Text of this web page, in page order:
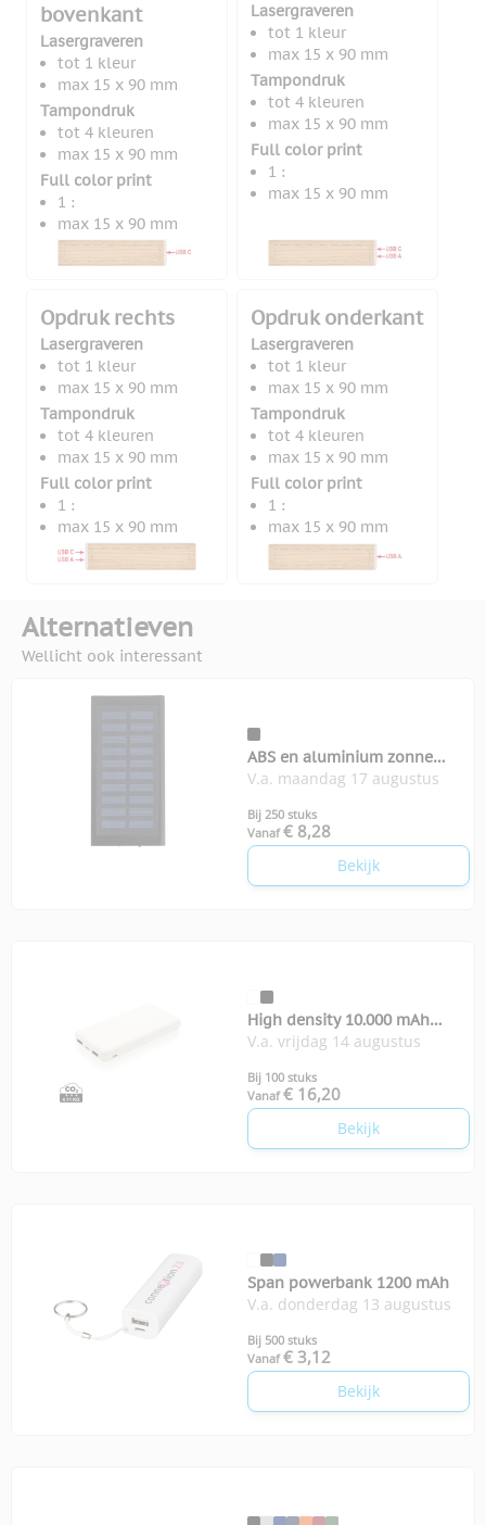
bovenkant
Lasergraveren
tot 1 kleur
max 15 x 90 mm
Tampondruk
tot 4 kleuren
max 15 x 90 mm
Full color print
1 :
max 15 x 90 mm
Lasergraveren
tot 1 kleur
max 15 x 90 mm
Tampondruk
tot 4 kleuren
max 15 x 90 mm
Full color print
1 :
max 15 x 90 mm
Opdruk rechts
Lasergraveren
tot 1 kleur
max 15 x 90 mm
Tampondruk
tot 4 kleuren
max 15 x 90 mm
Full color print
1 :
max 15 x 90 mm
Opdruk onderkant
Lasergraveren
tot 1 kleur
max 15 x 90 mm
Tampondruk
tot 4 kleuren
max 15 x 90 mm
Full color print
1 :
max 15 x 90 mm
Alternatieven
Wellicht ook interessant
ABS en aluminium zonne
oplader
V.a. maandag 17 augustus
Bij 250 stuks
Vanaf € 8,28
Bekijk
High density 10.000 mAh
zakformaat powerbank
V.a. vrijdag 14 augustus
Bij 100 stuks
Vanaf € 16,20
Bekijk
Span powerbank 1200 mAh
V.a. donderdag 13 augustus
Bij 500 stuks
Vanaf € 3,12
Bekijk